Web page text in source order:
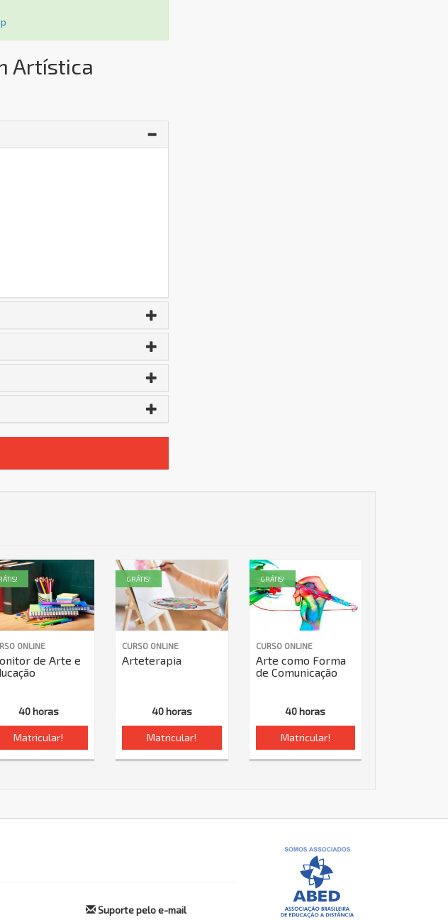
Artística
ONLINE
de Arte e
40 horas
Matricular!
CURSO ONLINE
Arteterapia
40 horas
Matricular!
GRÁTIS!
CURSO ONLINE
Arte como Forma
de Comunicação
40 horas
Matricular!
GRÁTIS!
Suporte pelo e-mail